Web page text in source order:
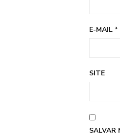
E-MAIL *
SITE
SALVAR